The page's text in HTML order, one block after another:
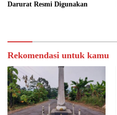
Darurat Resmi Digunakan
Rekomendasi untuk kamu